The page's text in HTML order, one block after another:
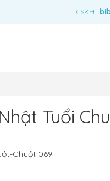
CSKH:
Tuổi
Chuột 069